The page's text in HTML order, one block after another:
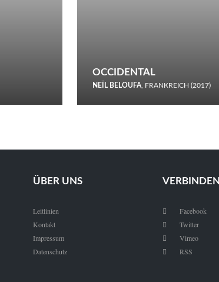
OCCIDENTAL
NEÏL BELOUFA, FRANKREICH (2017)
ÜBER UNS
Leitlinien
Kontakt
Impressum
Datenschutz
VERBINDEN
 Facebook
 Twitter
 Vimeo
 RSS